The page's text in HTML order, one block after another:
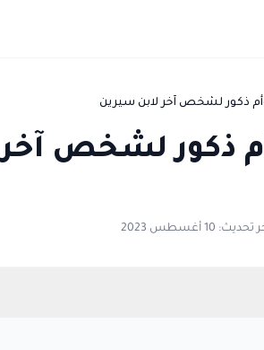
ذكور لشخص آخر
10 أغسطس 2023